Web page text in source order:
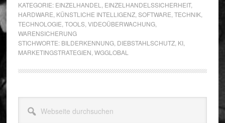
Warensicherung
KI-
KATEGORIE: EINZELHANDEL EINZELHANDELSSICHERHEIT,
HARDWARE KÜNSTLICHE INTELLIGENZ, SOFTWARE TECHNIK,
TECHNOLOGIE TOOLS, VIDEOÜBERWACHUNG,
WARENSICHERUNG
STICHWORTE: BILDERKENNUNG, DIEBSTAHLSCHUTZ, KI,
MARKETINGSTRATEGIEN WGGLOBAL
Seitenspalte
durchsuchen